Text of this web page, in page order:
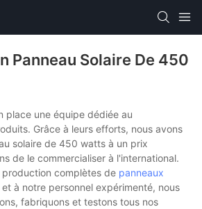
Panneau Solaire De 450
place une équipe dédiée au
Grâce à leurs efforts, nous avons
solaire de 450 watts à un prix
de le commercialiser à l'international.
production complètes de panneaux
à notre personnel expérimenté, nous
fabriquons et testons tous nos